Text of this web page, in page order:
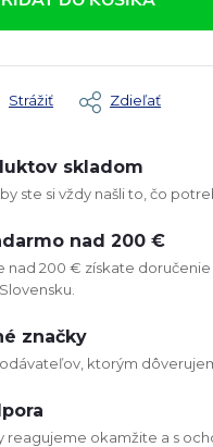
Strážiť Zdieľať
skladom
ste si vždy našli to, čo
nad 200 €
nad 200 € získate
značky
ktorým
reagujeme okamžite a s